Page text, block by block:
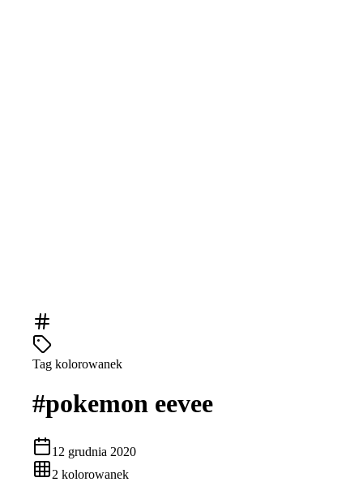
Tag kolorowanek
#pokemon eevee
12 grudnia 2020
2 kolorowanek